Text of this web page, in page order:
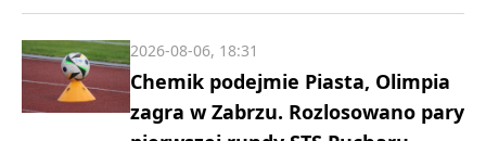
Chemik podejmie Piasta, Olimpia
zagra w Zabrzu. Rozlosowano pary
2026-08-06, 18:31